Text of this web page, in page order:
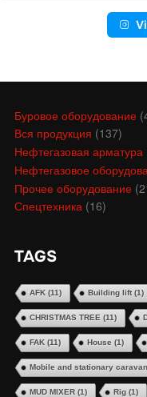
Буровое оборудование
Вся продукция (137)
Нефтегазовая арматура
Нефтегазовое
Прочее оборудование
Спецтехника(16)
TAGS
AFK(11) Building lift(1)
CHRISTMAS TREE(11)
FAK(11) House (1)
Mobile and stationary
MUD MIXER(1) Rig(1)